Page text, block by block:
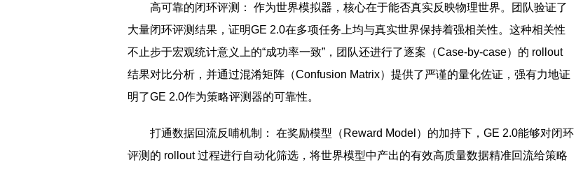
高可靠的闭环评测： 作为世界模拟器，核心在于能否真实反映物理世界。团队验证了
大量闭环评测结果，证明GE 2.0在多项任务上均与真实世界保持着强相关性。这种相关性
不止步于宏观统计意义上的“成功率一致”，团队还进行了逐案（Case-by-case）的 rollout
结果对比分析，并通过混淆矩阵（Confusion Matrix）提供了严谨的量化佐证，强有力地证
明了GE 2.0作为策略评测器的可靠性。
打通数据回流反哺机制： 在奖励模型（Reward Model）的加持下，GE 2.0能够对闭环
评测的 rollout 过程进行自动化筛选，将世界模型中产出的有效高质量数据精准回流给策略